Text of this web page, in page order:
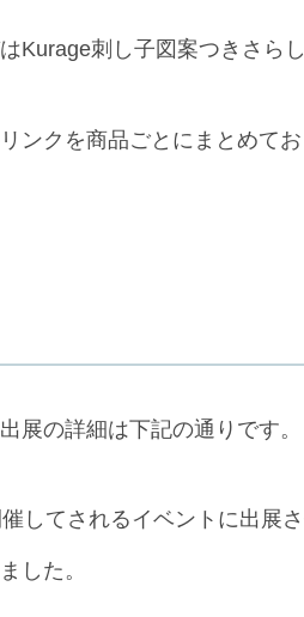
Kurage刺し子図案つきさら
ンクを商品ごとにまとめて
展の詳細は下記の通りです。
してされるイベントに出展
した。